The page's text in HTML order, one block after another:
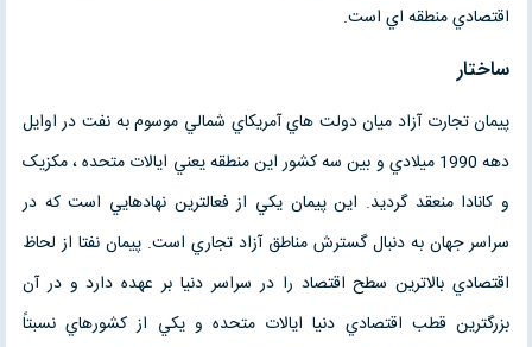
اقتصادي منطقه اي است.
ساختار
پيمان تجارت آزاد ميان دولت هاي آمريکاي شمالي موسوم به نفت در اوايل
دهه 1990 ميلادي و بين سه کشور اين منطقه يعني ايالات متحده ، مکزيک
و کانادا منعقد گرديد. اين پيمان يکي از فعالترين نهادهايي است که در
سراسر جهان به دنبال گسترش مناطق آزاد تجاري است. پيمان نفتا از لحاظ
اقتصادي بالاترين سطح اقتصاد را در سراسر دنيا بر عهده دارد و در آن
بزرگترين قطب اقتصادي دنيا ايالات متحده و يکي از کشورهاي نسبتاً